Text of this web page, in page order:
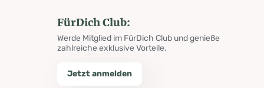
FürDich Club:
Werde Mitglied im FürDich Club und genieße
zahlreiche exklusive Vorteile.
Jetzt anmelden